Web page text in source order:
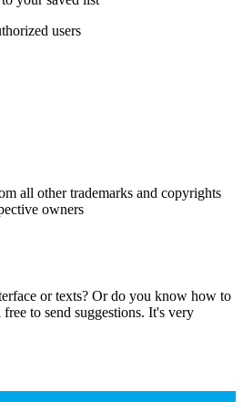
users
all other trademarks and copyrights
owners
or texts? Or do you know how to
to send suggestions. It's very